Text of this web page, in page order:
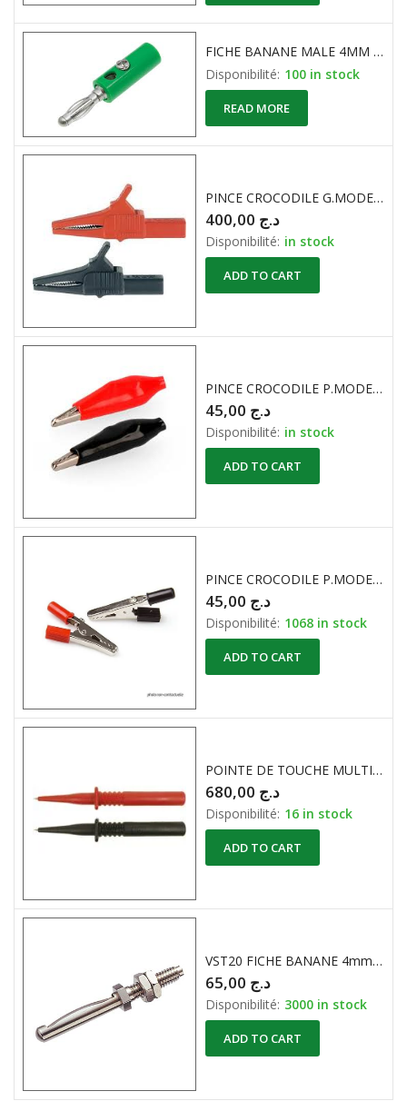
FICHE BANANE MALE 4MM 30V 32A VERT
Disponibilité: 100 in stock
READ MORE
PINCE CROCODILE G.MODEL ISOLE NOIR ET ROUGE ( la paire )
د.ج
Disponibilité: in stock
ADD TO CART
PINCE CROCODILE P.MODEL ISOLE NOIR ET ROUGE
د.ج
Disponibilité: in stock
ADD TO CART
PINCE CROCODILE P.MODEL NOIR ET ROUGE
د.ج
Disponibilité: 1068 in stock
ADD TO CART
POINTE DE TOUCHE MULTICOULEURS ( Connexion 2mm )
د.ج
Disponibilité: 16 in stock
ADD TO CART
VST20 FICHE BANANE 4mm MALE NON ISOLE DC:60V Ic:16A HIRSCHMANN
د.ج
Disponibilité: 3000 in stock
ADD TO CART